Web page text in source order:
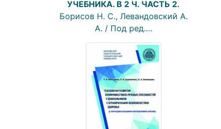
УЧЕБНИКА. В 2 Ч. ЧАСТЬ 2.
Борисов Н. С., Левандовский А.
А. / Под ред.…